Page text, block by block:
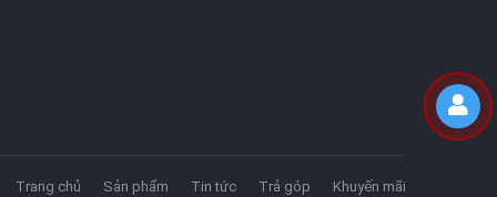
Trang chủ Sản phẩm Tin tức Trả góp Khuyến mãi